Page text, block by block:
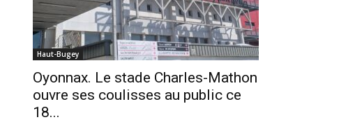
Haut-Bugey
Oyonnax. Le stade Charles-Mathon
ouvre ses coulisses au public ce
18...